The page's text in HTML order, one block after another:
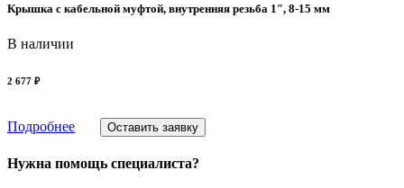
Крышка с кабельной муфтой, внутренняя резьба 1″, 8-15 мм
В наличии
2 677 ₽
Подробнее Оставить заявку
Нужна помощь специалиста?